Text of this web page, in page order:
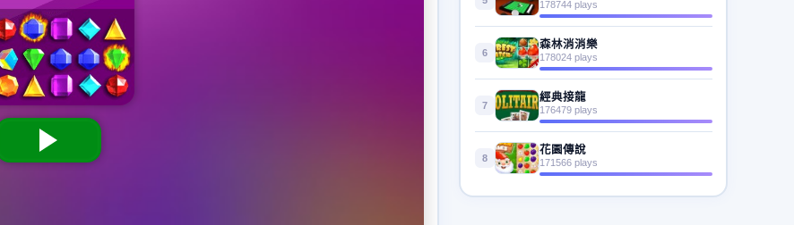
178744 plays
6
森林消消樂
178024 plays
7
經典接龍
176479 plays
8
花園傳說
171566 plays